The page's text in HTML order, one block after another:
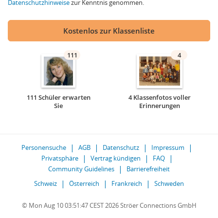
Datenschutzhinweisezur Kenntnis genommen.
Kostenlos zur Klassenliste
111
111 Schüler erwarten
Sie
4
4 Klassenfotos voller
Erinnerungen
Personensuche AGB Datenschutz
Impressum
Privatsphäre
Vertrag kündigen
FAQ
Community Guidelines
Barrierefreiheit
Schweiz
Österreich Frankreich Schweden
© Mon Aug 10 03:51:47 CEST 2026 Ströer Connections GmbH